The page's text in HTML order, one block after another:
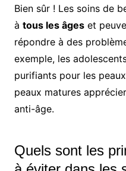
Bien sûr ! Les soins de
à tous les âgeset
répondre à des
exemple, les
purifiants pour les
peaux matures
anti-âge.
Quels sont les